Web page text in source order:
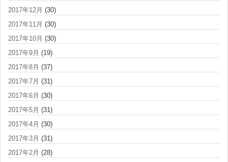
2017年12月 (30)
2017年11月 (30)
2017年10月 (30)
2017年9月 (19)
2017年8月 (37)
2017年7月 (31)
2017年6月 (30)
2017年5月 (31)
2017年4月 (30)
2017年3月 (31)
2017年2月 (28)